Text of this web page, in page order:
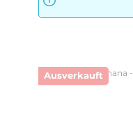
Ausverkauft